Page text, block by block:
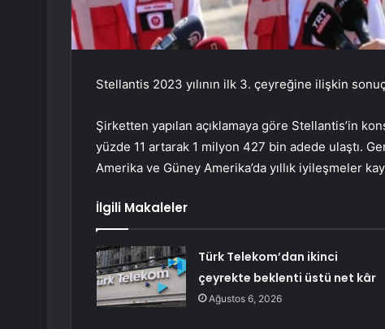
Stellantis 2023 yılının ilk 3. çeyreğine ilişkin
Şirketten yapılan açıklamaya göre Stellantis’in
yüzde 11 artarak 1 milyon 427 bin adede ulaştı.
Amerika ve Güney Amerika’da yıllık iyileşmeler
İlgili Makaleler
Türk Telekom’dan ikinci
çeyrekte beklenti üstü net kâr
Ağustos 6, 2026